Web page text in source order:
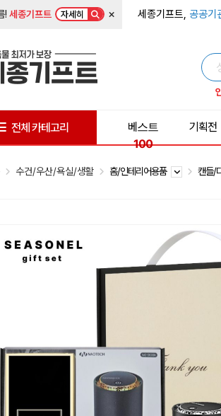
!세종기프트 자세히 × 세종기프트, 공공기
전체 카테고리
베스트
100
기획전
수건/우산/욕실/생활 홈/인테리어용품 캔들/